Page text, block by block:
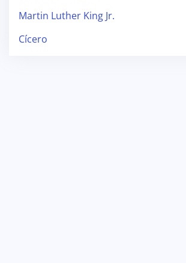
Martin Luther King Jr.
Cícero